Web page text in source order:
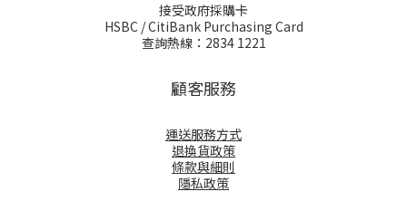
接受政府採購卡
HSBC / CitiBank Purchasing Card
查詢熱線：2834 1221
顧客服務
運送服務方式
退換貨政策
條款與細則
隱私政策